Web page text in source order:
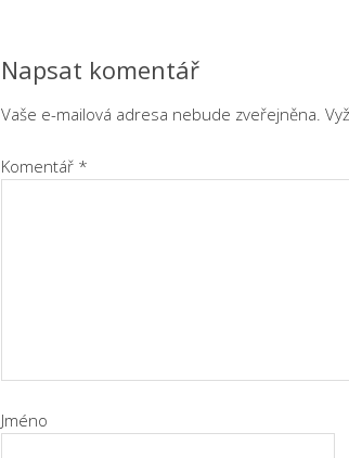
Napsat komentář
Vaše e-mailová adresa nebude zveřejněna.
Komentář *
Jméno